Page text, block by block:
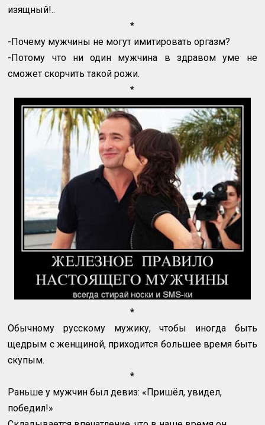
изящный!..
*
-Почему мужчины не могут имитировать оргазм?
-Потому что ни один мужчина в здравом уме не
сможет скорчить такой рожи.
*
*
Обычному русскому мужику, чтобы иногда быть
щедрым с женщиной, приходится большее время быть
скупым.
*
Раньше у мужчин был девиз: «Пришёл, увидел,
победил!»